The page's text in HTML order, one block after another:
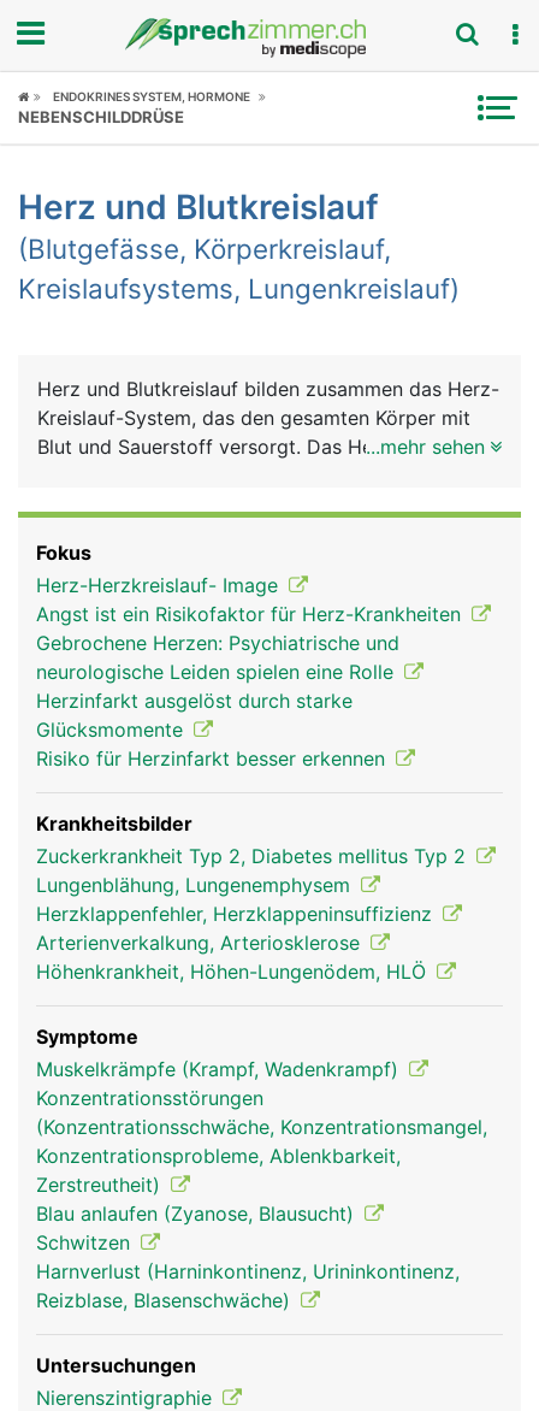
Fokus
Symptome
Untersuchungen
Ratgeber
Rubriken
ENDOKRINES SYSTEM, HORMONE
NEBENSCHILDDRÜSE
Herz und Blutkreislauf
(Blutgefässe, Körperkreislauf,
Kreislaufsystems, Lungenkreislauf)
Herz und Blutkreislauf bilden zusammen das Herz-
Kreislauf-System, das den gesamten Körper mit
Blut und Sauerstoff versorgt. Das Herz ist dabei
den lebensnotwendigen Sauerstoff anzureichern.
Herz, Blutkreislauf und Lunge bilden daher eine
Funktionseinheit. Alle Blutgefässe, die das Blut
vom Herz wegleiten, heissen Arterien; alle
Blutgefässe, die das Blut zum Herz hinführen,
heissen Venen. Genau genommen hat der Körper
zwei ineinandergreifende Blutkreisläufe: den
grossen Körperkreislauf und den kleineren
Lungenkreislauf. Das in der Lunge mit Sauerstoff
angereicherte Blut fliesst über die Lungenvenen
zum linken Herzvorhof und in die linke
Herzkammer. Von dort wird das sauerstoffreiche
Blut über die Hauptschlagader (Aorta) in den
Körper gepumpt. In umgekehrter Richtung fliesst
das verbrauchte (sauerstoffarme und
zum rechten Herzvorhof und in die rechte
Herzkammer, von wo es über die Lungenarterien
in die Lunge gepumpt wird, um wieder mit
frischem Sauerstoff aufgetankt zu werden. Das
Herz pumpt dabei das Blut unermüdlich durch
beide Blutkreisläufe. Wird bei Anstrengung mehr
Sauerstoff benötigt pumpt es schneller, in Ruhe
pumpt es langsamer. Im Schnitt dauert es etwa
eine Minute, bis das Blut einmal durch den Körper
zirkuliert.
...mehr sehen
Fokus
Herz-Herzkreislauf- Image
Angst ist ein Risikofaktor für Herz-Krankheiten
Gebrochene Herzen: Psychiatrische und
neurologische Leiden spielen eine Rolle
Herzinfarkt ausgelöst durch starke
Glücksmomente
Risiko für Herzinfarkt besser erkennen
Krankheitsbilder
Zuckerkrankheit Typ 2, Diabetes mellitus Typ 2
Lungenblähung, Lungenemphysem
Herzklappenfehler, Herzklappeninsuffizienz
Arterienverkalkung, Arteriosklerose
Höhenkrankheit, Höhen-Lungenödem, HLÖ
Symptome
Muskelkrämpfe (Krampf, Wadenkrampf)
Konzentrationsstörungen
(Konzentrationsschwäche, Konzentrationsmangel,
Konzentrationsprobleme, Ablenkbarkeit,
Zerstreutheit)
Blau anlaufen (Zyanose, Blausucht)
Schwitzen
Harnverlust (Harninkontinenz, Urininkontinenz,
Reizblase, Blasenschwäche)
Untersuchungen
Nierenszintigraphie